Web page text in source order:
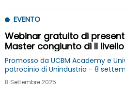
EVENTO
Webinar gratuito di
Master congiunto di II
progettazione, gestione e
in Italy nel settore
edizione
Promosso da UCBM Academy e
patrocinio di Unindustria - 8
8 Settembre 2025